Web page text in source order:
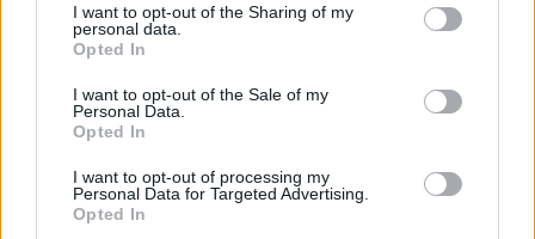
I want to opt-out of the Sharing of my
personal data.
Opted In
I want to opt-out of the Sale of my
Personal Data.
Opted In
I want to opt-out of processing my
Personal Data for Targeted Advertising.
Opted In